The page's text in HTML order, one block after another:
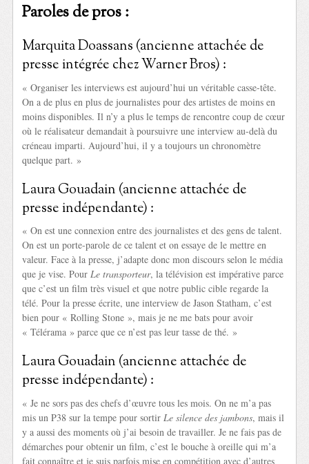
Paroles de pros :
Marquita Doassans (ancienne attachée de
presse intégrée chez Warner Bros) :
« Organiser les interviews est aujourd’hui un véritable casse-tête.
On a de plus en plus de journalistes pour des artistes de moins en
moins disponibles. Il n’y a plus le temps de rencontre coup de cœur
où le réalisateur demandait à poursuivre une interview au-delà du
créneau imparti. Aujourd’hui, il y a toujours un chronomètre
quelque part. »
Laura Gouadain (ancienne attachée de
presse indépendante) :
« On est une connexion entre des journalistes et des gens de talent.
On est un porte-parole de ce talent et on essaye de le mettre en
valeur. Face à la presse, j’adapte donc mon discours selon le média
que je vise. PourLe transporteur, la télévision est impérative parce
que c’est un film très visuel et que notre public cible regarde la
télé. Pour la presse écrite, une interview de Jason Statham, c’est
bien pour « Rolling Stone », mais je ne me bats pour avoir
« Télérama » parce que ce n’est pas leur tasse de thé. »
Laura Gouadain (ancienne attachée de
presse indépendante) :
« Je ne sors pas des chefs d’œuvre tous les mois. On ne m’a pas
mis un P38 sur la tempe pour sortirLe silence des jambons, mais il
y a aussi des moments où j’ai besoin de travailler. Je ne fais pas de
démarches pour obtenir un film, c’est le bouche à oreille qui m’a
fait connaître et je suis parfois mise en compétition avec d’autres